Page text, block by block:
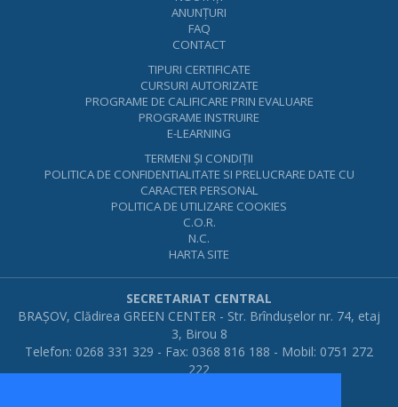
ANUNŢURI
FAQ
CONTACT
TIPURI CERTIFICATE
CURSURI AUTORIZATE
PROGRAME DE CALIFICARE PRIN EVALUARE
PROGRAME INSTRUIRE
E-LEARNING
TERMENI ŞI CONDIŢII
POLITICA DE CONFIDENTIALITATE SI PRELUCRARE DATE CU
CARACTER PERSONAL
POLITICA DE UTILIZARE COOKIES
C.O.R.
N.C.
HARTA SITE
SECRETARIAT CENTRAL
BRAŞOV, Clădirea GREEN CENTER - Str. Brînduşelor nr. 74, etaj
3, Birou 8
Telefon: 0268 331 329 - Fax: 0368 816 188 - Mobil: 0751 272
222